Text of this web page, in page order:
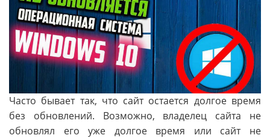
Часто бывает так, что сайт остается долгое время
без обновлений. Возможно, владелец сайта не
обновлял его уже долгое время или сайт не